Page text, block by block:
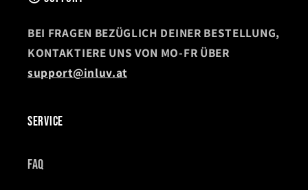
BEI FRAGEN BEZÜGLICH DEINER BESTELLUNG,
KONTAKTIERE UNS VON MO-FR ÜBER
support@inluv.at
SERVICE
FAQ